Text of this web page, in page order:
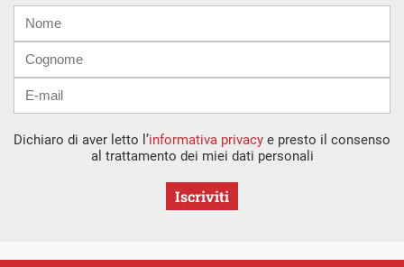
mail
Dichiaro di aver letto l’informativa privacy e presto il consenso
al trattamento dei miei dati personali
Iscriviti